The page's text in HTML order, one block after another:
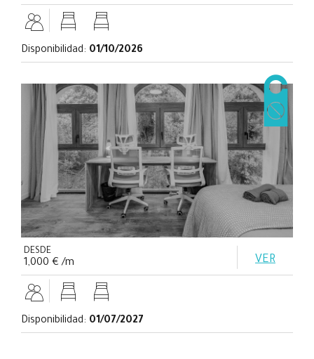
Disponibilidad: 01/10/2026
DESDE
1,000 € /m VER
Disponibilidad: 01/07/2027